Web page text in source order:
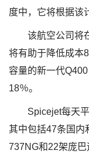
度中，它将根据该
该航空公司将
将有助于降低成本
容量的新一代
18％。
Spicejet每天
其中包括47条国内
737NG和22架庞巴